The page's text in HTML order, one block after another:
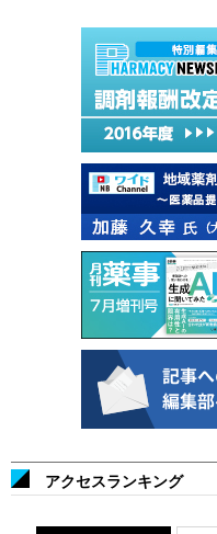
アクセスランキング